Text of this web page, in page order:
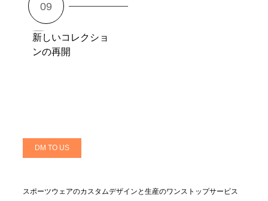
新しいコレクショ
ンの再開
DM TO US
スポーツウェアのカスタムデザインと生産のワンストップサービス